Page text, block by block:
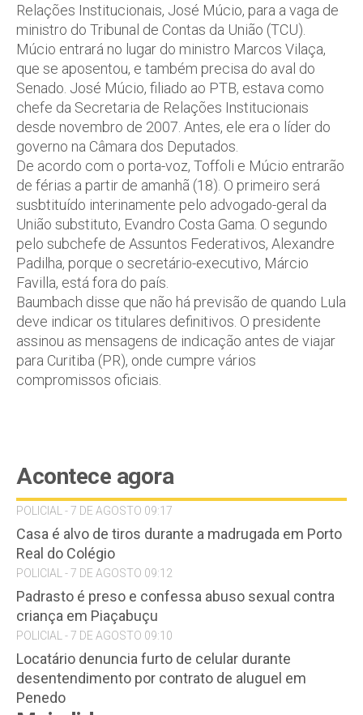
Relações Institucionais, José Múcio, para a vaga de
ministro do Tribunal de Contas da União (TCU).
Múcio entrará no lugar do ministro Marcos Vilaça,
que se aposentou, e também precisa do aval do
Senado. José Múcio, filiado ao PTB, estava como
chefe da Secretaria de Relações Institucionais
desde novembro de 2007. Antes, ele era o líder do
governo na Câmara dos Deputados.
De acordo com o porta-voz, Toffoli e Múcio entrarão
de férias a partir de amanhã (18). O primeiro será
susbtituído interinamente pelo advogado-geral da
União substituto, Evandro Costa Gama. O segundo
pelo subchefe de Assuntos Federativos, Alexandre
Padilha, porque o secretário-executivo, Márcio
Favilla, está fora do país.
Baumbach disse que não há previsão de quando Lula
deve indicar os titulares definitivos. O presidente
assinou as mensagens de indicação antes de viajar
para Curitiba (PR), onde cumpre vários
compromissos oficiais.
Acontece agora
POLICIAL - 7 DE AGOSTO 09:17
Casa é alvo de tiros durante a madrugada em Porto
Real do Colégio
POLICIAL - 7 DE AGOSTO 09:12
Padrasto é preso e confessa abuso sexual contra
criança em Piaçabuçu
POLICIAL - 7 DE AGOSTO 09:10
Locatário denuncia furto de celular durante
desentendimento por contrato de aluguel em
Penedo